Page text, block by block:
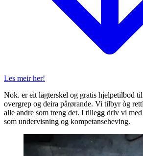
Les meir her!
Nok. er eit lågterskel og gratis hjelpetilbod
overgrep og deira pårørande. Vi tilbyr òg
alle andre som treng det. I tillegg driv vi
som undervisning og kompetanseheving.